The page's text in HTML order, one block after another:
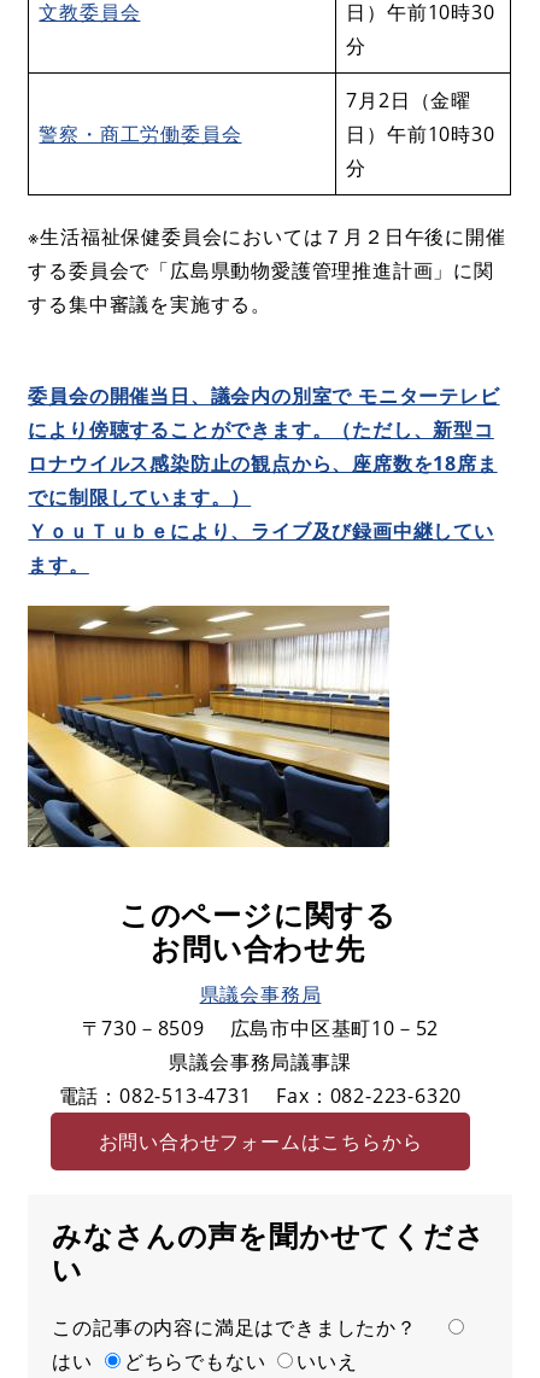
文教委員会
日）午前10時30
分
警察・商工労働委員会
7月2日（金曜
日）午前10時30
分
※生活福祉保健委員会においては７月２日午後に開催
する委員会で「広島県動物愛護管理推進計画」に関
する集中審議を実施する。
委員会の開催当日、議会内の別室で モニターテレビ
により傍聴することができます。（ただし、新型コ
ロナウイルス感染防止の観点から、座席数を18席ま
でに制限しています。）
ＹｏｕＴｕｂｅにより、ライブ及び録画中継してい
ます。
このページに関する
お問い合わせ先
県議会事務局
〒730－8509
広島市中区基町10－52
県議会事務局議事課
電話：082-513-4731
Fax：082-223-6320
お問い合わせフォームはこちらから
みなさんの声を聞かせてくださ
い
満
足
この記事の内容に満足はできましたか？
はい
どちらでもない いいえ